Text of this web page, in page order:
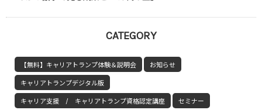
CATEGORY
【無料】キャリアトランプ体験＆説明会 お知らせ
キャリアトランプデジタル版
キャリア支援 / キャリアトランプ資格認定講座 セミナー